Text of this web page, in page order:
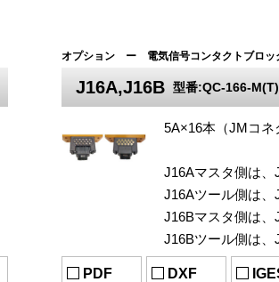
オプション ー 電気信号コンタクトブロッ
J16A,J16B型番:QC-166-
5A×16本（JMコネ
J16Aマスタ側は、
J16Aツール側は、
J16Bマスタ側は、
J16Bツール側は、
PDF DXF